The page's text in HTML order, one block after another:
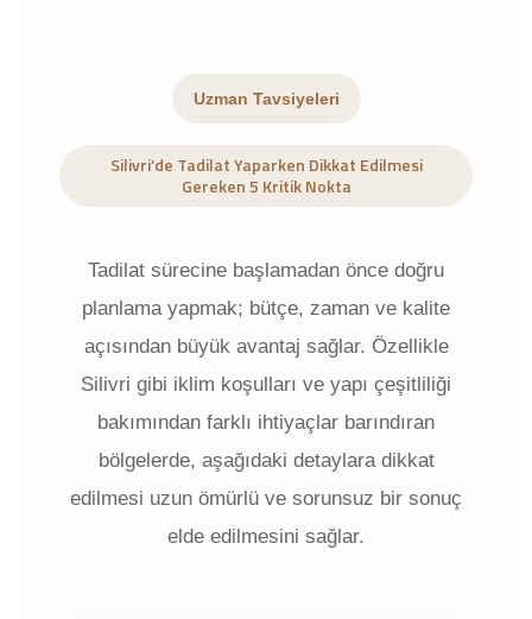
Uzman Tavsiyeleri
Silivri’de Tadilat Yaparken Dikkat Edilmesi
Gereken 5 Kritik Nokta
Tadilat sürecine başlamadan önce doğru
planlama yapmak; bütçe, zaman ve kalite
açısından büyük avantaj sağlar. Özellikle
Silivri gibi iklim koşulları ve yapı çeşitliliği
bakımından farklı ihtiyaçlar barındıran
bölgelerde, aşağıdaki detaylara dikkat
edilmesi uzun ömürlü ve sorunsuz bir sonuç
elde edilmesini sağlar.